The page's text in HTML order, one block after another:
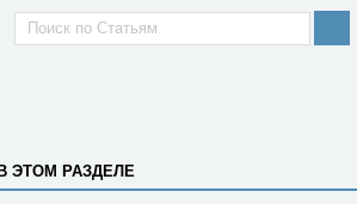
ЭТОМ РАЗДЕЛЕ